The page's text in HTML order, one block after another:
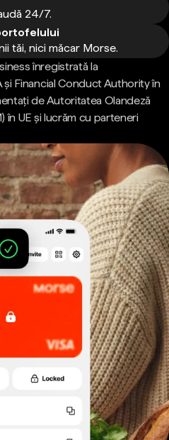
24/7.
tăi, nici măcar Morse.
înregistrată la
și Financial Conduct Authority în
de Autoritatea Olandeză
în UE și lucrăm cu parteneri